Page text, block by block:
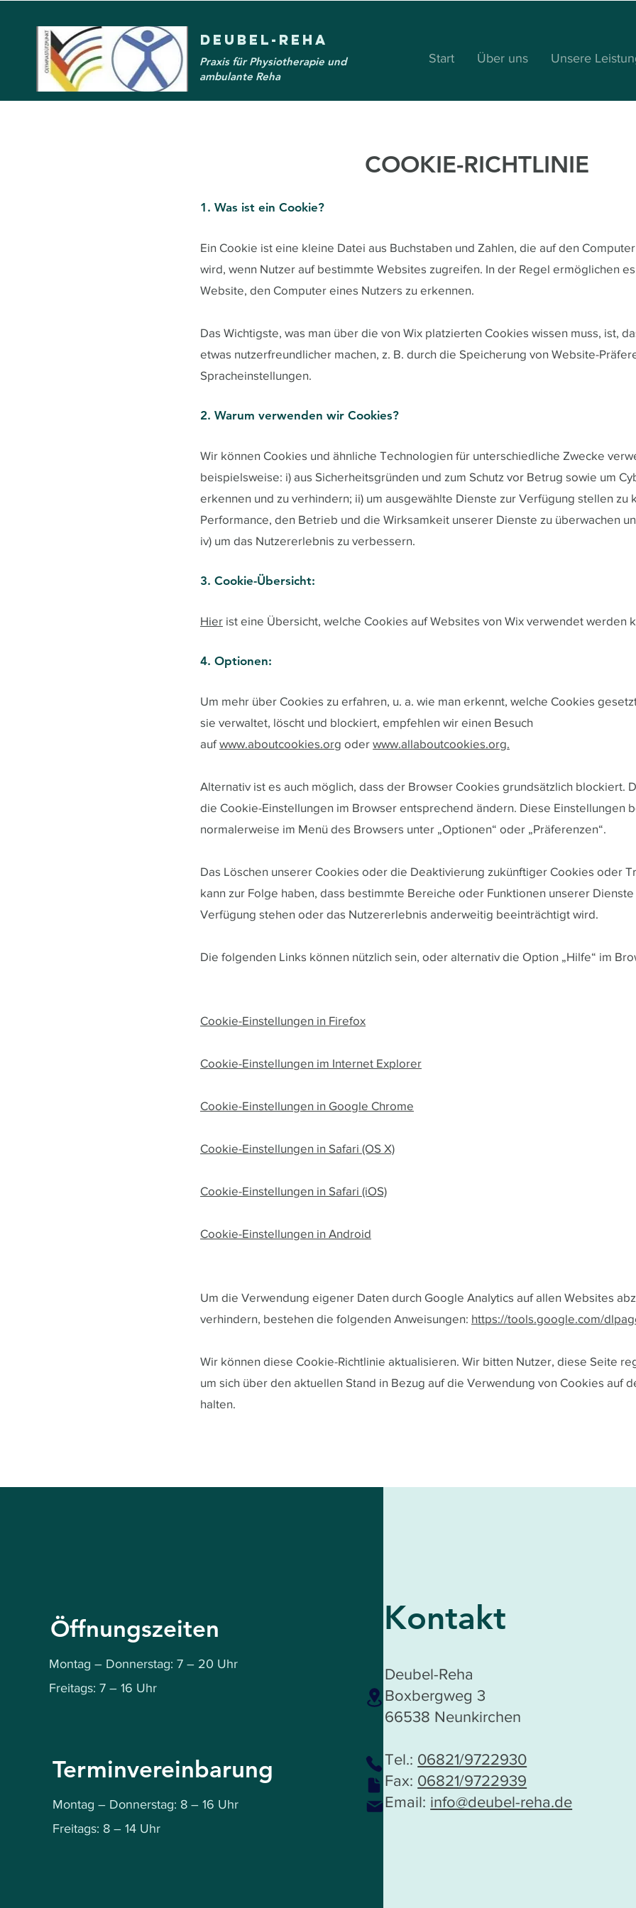
Deubel-Reha
Praxis für Physiotherapie und
ambulante Reha
Start Über uns Unsere
COOKIE-RICHTLINIE
1. Was ist ein Cookie?
Ein Cookie ist eine kleine Datei aus Buchstaben und Zahlen, die auf den
wird, wenn Nutzer auf bestimmte Websites zugreifen. In der Regel ermöglichen
Website, den Computer eines Nutzers zu erkennen.
Das Wichtigste, was man über die von Wix platzierten Cookies wissen muss, ist,
etwas nutzerfreundlicher machen, z. B. durch die Speicherung von Website-
Spracheinstellungen.
2. Warum verwenden wir Cookies?
Wir können Cookies und ähnliche Technologien für unterschiedliche Zwecke
beispielsweise: i) aus Sicherheitsgründen und zum Schutz vor Betrug sowie um
erkennen und zu verhindern; ii) um ausgewählte Dienste zur Verfügung stellen zu
Performance, den Betrieb und die Wirksamkeit unserer Dienste zu überwachen
iv) um das Nutzererlebnis zu verbessern.
3. Cookie-Übersicht:
Hier ist eine Übersicht, welche Cookies auf Websites von Wix verwendet werden
4. Optionen:
Um mehr über Cookies zu erfahren, u. a. wie man erkennt, welche Cookies
sie verwaltet, löscht und blockiert, empfehlen wir einen Besuch
aufwww.aboutcookies.org oder www.allaboutcookies.org.
Alternativ ist es auch möglich, dass der Browser Cookies grundsätzlich blockiert.
die Cookie-Einstellungen im Browser entsprechend ändern. Diese Einstellungen
normalerweise im Menü des Browsers unter „Optionen“ oder „Präferenzen“.
Das Löschen unserer Cookies oder die Deaktivierung zukünftiger Cookies oder
kann zur Folge haben, dass bestimmte Bereiche oder Funktionen unserer
Verfügung stehen oder das Nutzererlebnis anderweitig beeinträchtigt wird.
Die folgenden Links können nützlich sein, oder alternativ die Option „Hilfe“ im
Cookie-Einstellungen in Firefox
Cookie-Einstellungen im Internet Explorer
Cookie-Einstellungen in Google Chrome
Cookie-Einstellungen in Safari (OS X)
Cookie-Einstellungen in Safari (iOS)
Cookie-Einstellungen in Android
Um die Verwendung eigener Daten durch Google Analytics auf allen Websites
verhindern, bestehen die folgenden Anweisungen: https://tools.google.com/
Wir können diese Cookie-Richtlinie aktualisieren. Wir bitten Nutzer, diese Seite
um sich über den aktuellen Stand in Bezug auf die Verwendung von Cookies auf
halten.
Öffnungszeiten
Montag – Donnerstag: 7 – 20 Uhr
Freitags: 7 – 16 Uhr
Terminvereinbarung
Montag – Donnerstag: 8 – 16 Uhr
Freitags: 8 – 14 Uhr
Kontakt
Deubel-Reha
Boxbergweg 3
66538 Neunkirchen
Tel.: 06821/9722930
Fax: 06821/9722939
Email: info@deubel-reha.de